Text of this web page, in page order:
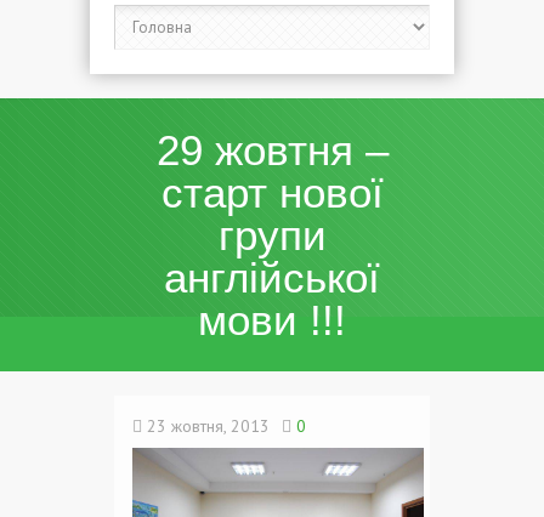
29 жовтня –
старт нової
групи
англійської
мови !!!
23 жовтня, 2013 0